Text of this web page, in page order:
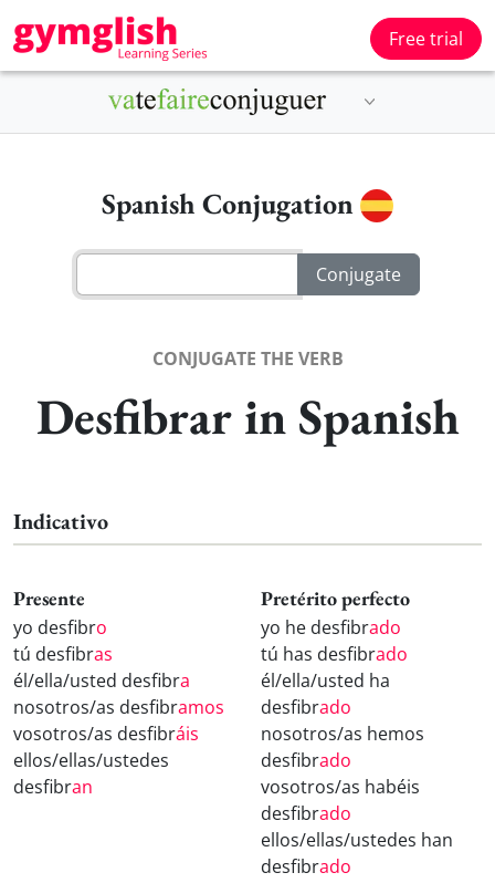
Free trial
Spanish Conjugation
CONJUGATE THE VERB
Desfibrar in Spanish
Indicativo
Presente
yo desfibro
tú desfibras
él/ella/usted desfibra
nosotros/as desfibramos
vosotros/as desfibráis
ellos/ellas/ustedes
desfibran
Pretérito perfecto
yo he desfibrado
tú has desfibrado
él/ella/usted ha
desfibrado
nosotros/as hemos
desfibrado
vosotros/as habéis
desfibrado
ellos/ellas/ustedes han
desfibrado